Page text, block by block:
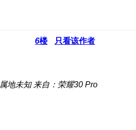
6楼 只看该作者
属地未知 来自：荣耀30 Pro